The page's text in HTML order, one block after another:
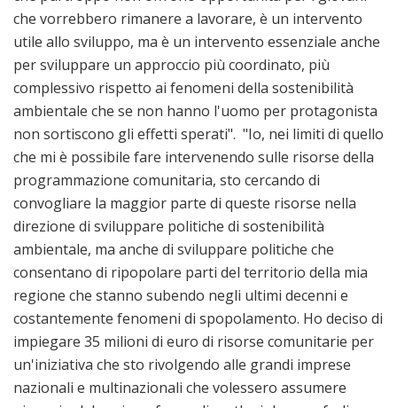
che vorrebbero rimanere a lavorare, è un intervento
utile allo sviluppo, ma è un intervento essenziale anche
per sviluppare un approccio più coordinato, più
complessivo rispetto ai fenomeni della sostenibilità
ambientale che se non hanno l'uomo per protagonista
non sortiscono gli effetti sperati". "Io, nei limiti di quello
che mi è possibile fare intervenendo sulle risorse della
programmazione comunitaria, sto cercando di
convogliare la maggior parte di queste risorse nella
direzione di sviluppare politiche di sostenibilità
ambientale, ma anche di sviluppare politiche che
consentano di ripopolare parti del territorio della mia
regione che stanno subendo negli ultimi decenni e
costantemente fenomeni di spopolamento. Ho deciso di
impiegare 35 milioni di euro di risorse comunitarie per
un'iniziativa che sto rivolgendo alle grandi imprese
nazionali e multinazionali che volessero assumere